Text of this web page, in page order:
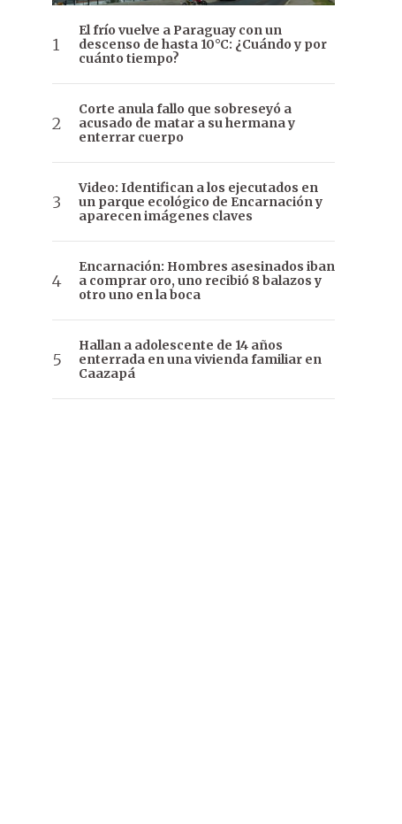
El frío vuelve a Paraguay con un
descenso de hasta 10°C: ¿Cuándo y por
cuánto tiempo?
Corte anula fallo que sobreseyó a
acusado de matar a su hermana y
enterrar cuerpo
Video: Identifican a los ejecutados en
un parque ecológico de Encarnación y
aparecen imágenes claves
Encarnación: Hombres asesinados iban
a comprar oro, uno recibió 8 balazos y
otro uno en la boca
Hallan a adolescente de 14 años
enterrada en una vivienda familiar en
Caazapá